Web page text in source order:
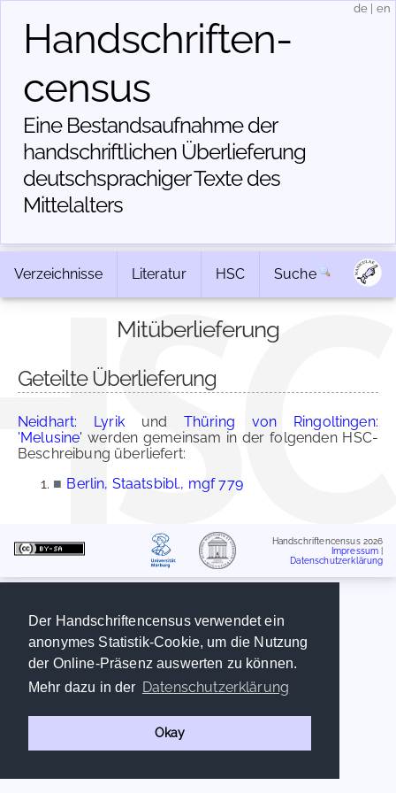
Der Handschriftencensus verwendet ein
anonymes Statistik-Cookie, um die Nutzung
der Online-Präsenz auswerten zu können.
Mehr dazu in der Datenschutzerklärung
Okay
Handschriften­
census
Eine Bestandsaufnahme der
handschriftlichen Über­lieferung
deutschsprachiger Texte des
Mittelalters
de en
Verzeichnisse Literatur HSC Suche
Mitüberlieferung
Geteilte Überlieferung
Neidhart: Lyrikund Thüring von Ringoltingen:
'Melusine' werden gemeinsam in der folgenden HSC-
Beschreibung überliefert:
■ Berlin, Staatsbibl., mgf 779
Handschriftencensus 2026
Impressum
Datenschutzerklärung